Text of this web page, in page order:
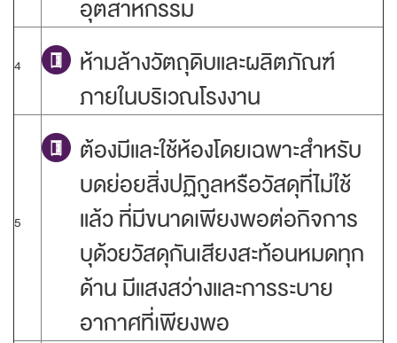
อุตสาหกรรม
4
ห้ามล้างวัตถุดิบและผลิตภัณฑ์
ภายในบริเวณโรงงาน
5
ต้องมีและใช้ห้องโดยเฉพาะสำหรับ
บดย่อยสิ่งปฏิกูลหรือวัสดุที่ไม่ใช้
แล้ว ที่มีขนาดเพียงพอต่อกิจการ
บุด้วยวัสดุกันเสียงสะท้อนหมดทุก
ด้าน มีแสงสว่างและการระบาย
อากาศที่เพียงพอ